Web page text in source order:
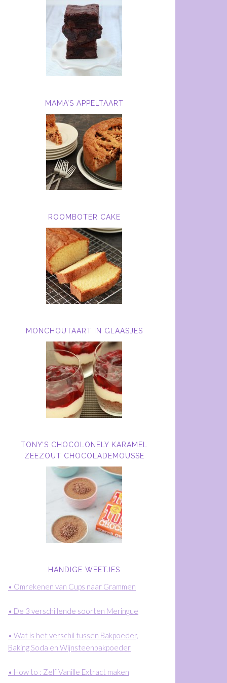
MAMA’S APPELTAART
ROOMBOTER CAKE
MONCHOUTAART IN GLAASJES
TONY’S CHOCOLONELY KARAMEL
ZEEZOUT CHOCOLADEMOUSSE
HANDIGE WEETJES
• Omrekenen van Cups naar Grammen
• De 3 verschillende soorten Meringue
• Wat is het verschil tussen Bakpoeder,
Baking Soda en Wijnsteenbakpoeder
• How to : Zelf Vanille Extract maken